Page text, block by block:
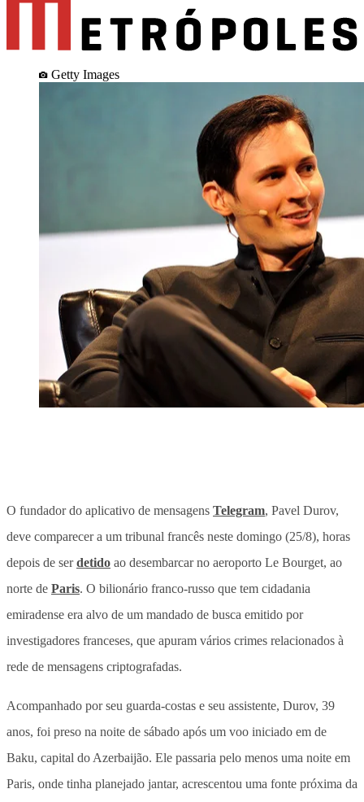
Getty Images
O fundador do aplicativo de mensagens Telegram, Pavel Durov,
deve comparecer a um tribunal francês neste domingo (25/8), horas
depois de serdetido ao desembarcar no aeroporto Le Bourget, ao
norte de Paris. O bilionário franco-russo que tem cidadania
emiradense era alvo de um mandado de busca emitido por
investigadores franceses, que apuram vários crimes relacionados à
rede de mensagens criptografadas.
Acompanhado por seu guarda-costas e seu assistente, Durov, 39
anos, foi preso na noite de sábado após um voo iniciado em de
Baku, capital do Azerbaijão. Ele passaria pelo menos uma noite em
Paris, onde tinha planejado jantar, acrescentou uma fonte próxima da